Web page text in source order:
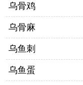
乌骨鸡
乌骨麻
乌鱼刺
乌鱼蛋